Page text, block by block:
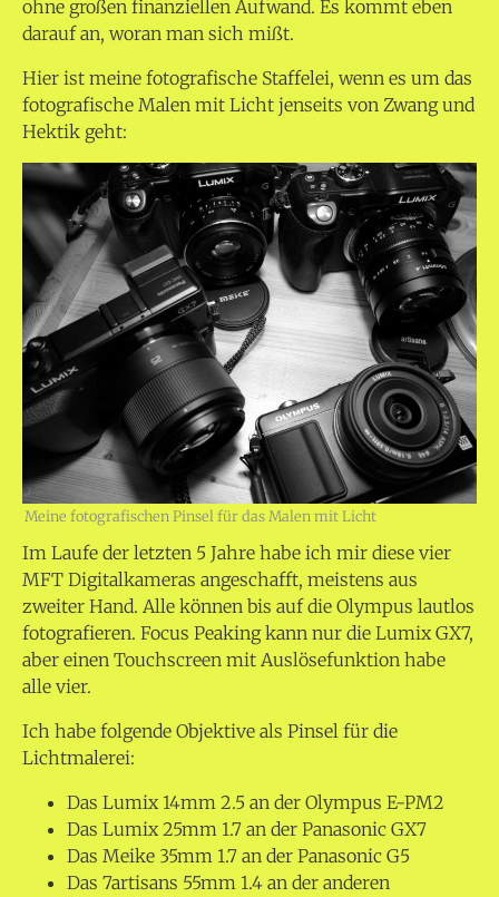
ohne großen finanziellen Aufwand. Es kommt eben
darauf an, woran man sich mißt.
Hier ist meine fotografische Staffelei, wenn es um das
fotografische Malen mit Licht jenseits von Zwang und
Hektik geht:
Meine fotografischen Pinsel für das Malen mit Licht
Im Laufe der letzten 5 Jahre habe ich mir diese vier
MFT Digitalkameras angeschafft, meistens aus
zweiter Hand. Alle können bis auf die Olympus lautlos
fotografieren. Focus Peaking kann nur die Lumix GX7,
aber einen Touchscreen mit Auslösefunktion habe
alle vier.
Ich habe folgende Objektive als Pinsel für die
Lichtmalerei:
Das Lumix 14mm 2.5 an der Olympus E-PM2
Das Lumix 25mm 1.7 an der Panasonic GX7
Das Meike 35mm 1.7 an der Panasonic G5
Das 7artisans 55mm 1.4 an der anderen